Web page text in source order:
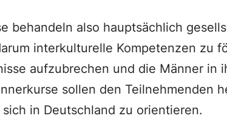
behandeln also hauptsächlich
interkulturelle Kompetenzen zu
aufzubrechen und die Männer in
sollen den Teilnehmenden
in Deutschland zu orientieren.